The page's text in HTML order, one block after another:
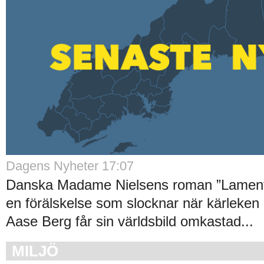
Dagens Nyheter 17:07
Danska Madame Nielsens roman
en förälskelse som slocknar när
Aase Berg får sin världsbild omkastad...
MILJÖ